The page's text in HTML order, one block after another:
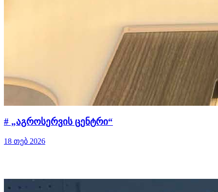
# „აგროსერვის ცენტრი“
18 თებ 2026